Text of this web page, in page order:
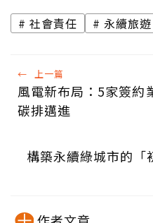
社會責任 永續旅遊
← 上一篇
風電新布局：5家簽約
碳排邁進
構築永續綠城市的「